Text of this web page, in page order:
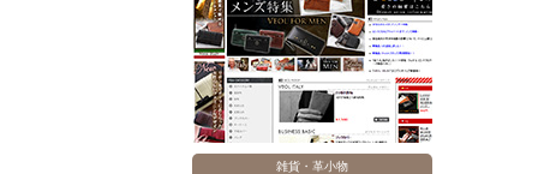
雑貨・革小物